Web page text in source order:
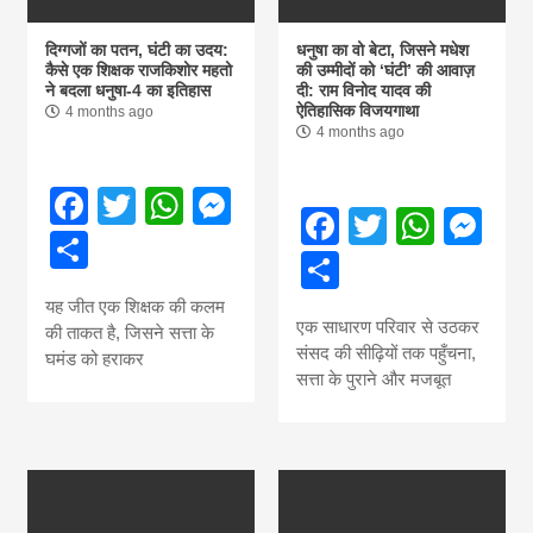
दिग्गजों का पतन, घंटी का उदय:
कैसे एक शिक्षक राजकिशोर महतो
ने बदला धनुषा-4 का इतिहास
4 months ago
Facebook
TwitterWhatsApp
Messenger
यह जीत एक शिक्षक की कलम
की ताकत है, जिसने सत्ता के
घमंड को हराकर
धनुषा का वो बेटा, जिसने मधेश
की उम्मीदों को ‘घंटी’ की आवाज़
दी: राम विनोद यादव की
ऐतिहासिक विजयगाथा
4 months ago
Facebook
Twitter
Share
एक साधारण परिवार से उठकर
संसद की सीढ़ियों तक पहुँचना,
सत्ता के पुराने और मजबूत